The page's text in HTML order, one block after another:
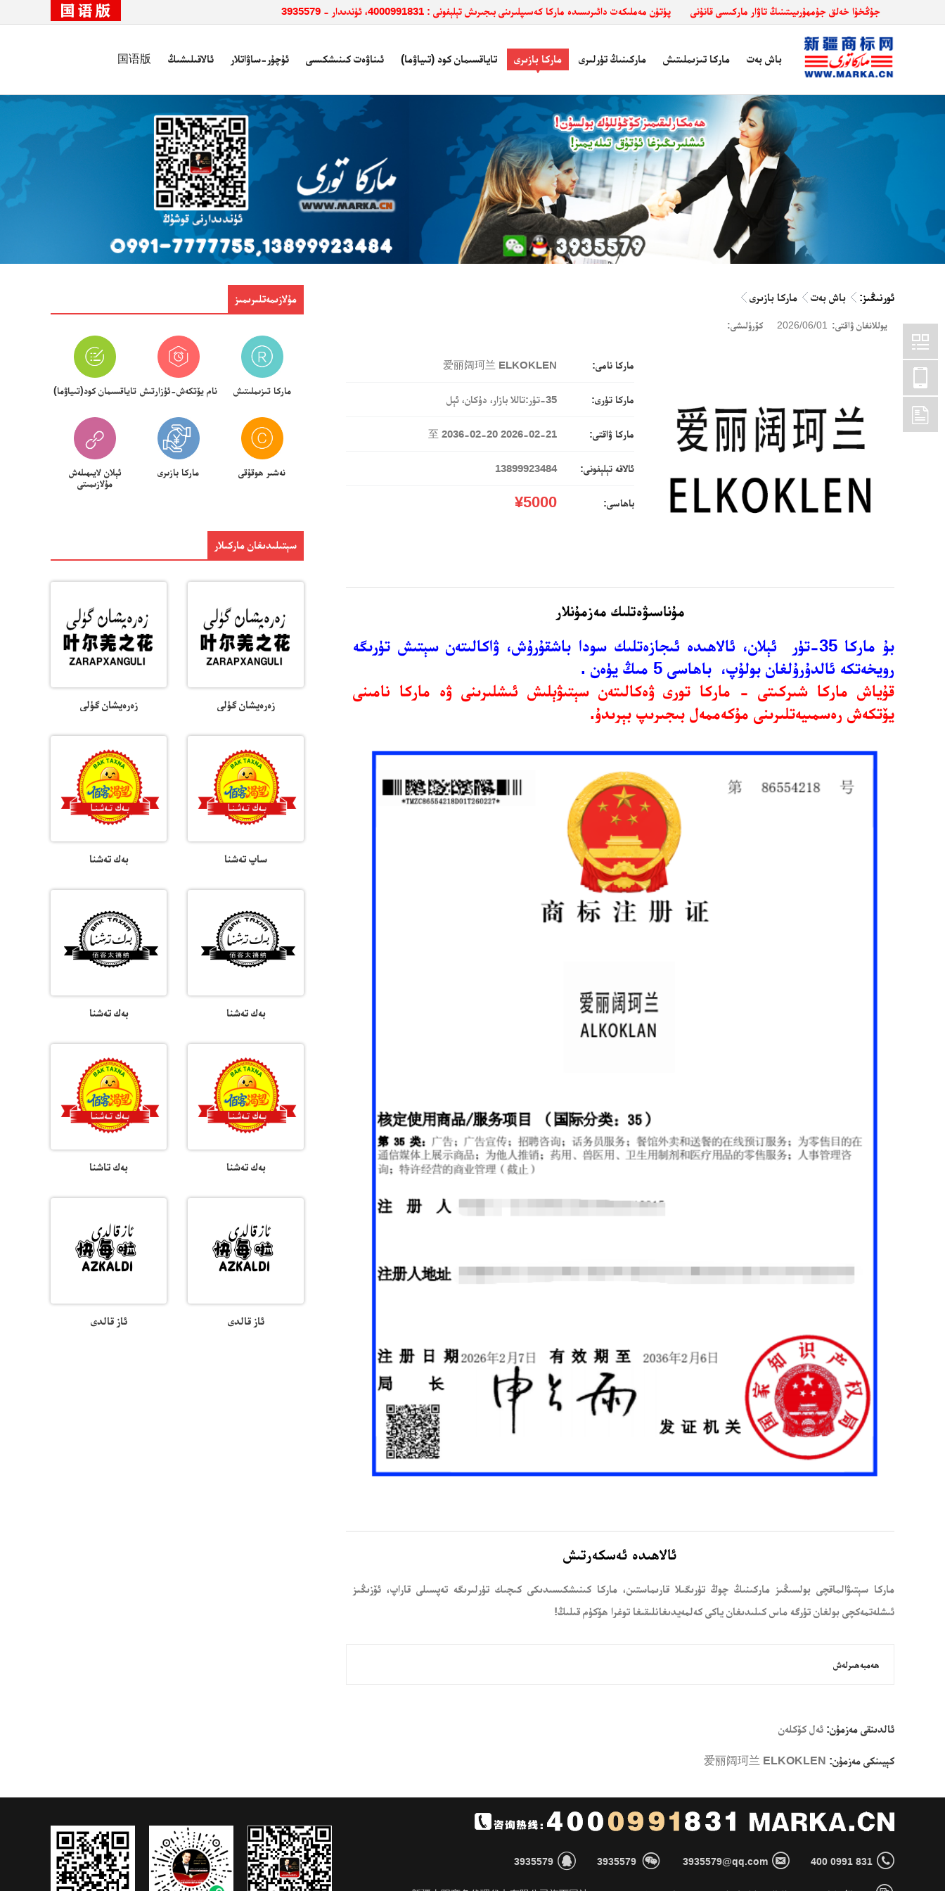
جۇڭخۇا خەلق جۇمھۇرىيىتىنىڭ تاۋار ماركىسى قانۇنى پۈتۈن مەملىكەت دائىرىسىدە ماركا كەسىپلىرىنى بىجىرىش تېلېفونى : 4000991831، ئۈندىدار - 3935579
باش بەت ماركا تىزىملىتىش ماركىنىڭ تۈرلىرى ماركا بازىرى تاياقسىمان كود (تىياۋما) ئىناۋەت كىنىشكىسى ئۇچۇر-ساۋاتلار ئالاقىلىشىڭ 国语版
ئورنىڭىز: باش بەت ماركا بازىرى
يوللانغان ۋاقتى: 2026/06/01 كۆرۈلىشى:
ماركا نامى: 爱丽阔珂兰 ELKOKLEN
ماركا تۈرى: 35-تۈر:تاللا بازار، دۇكان، ئېل
ماركا ۋاقتى: 2026-02-21 至 2036-02-20
ئالاقە تېلېفونى: 13899923484
باھاسى: ¥5000
مۇناسىۋەتلىك مەزمۇنلار
بۇ ماركا 35-تۈر ئېلان، ئالاھىدە ئىجازەتلىك سودا باشقۇرۇش، ۋاكالىتەن سېتىش تۈرىگە
رويخەتكە ئالدۇرۇلغان بولۇپ، باھاسى 5 مىڭ يۈەن .
قۇياش ماركا شىركىتى - ماركا تورى ۋەكالىتەن سېتىۋېلىش ئىشلىرىنى ۋە ماركا نامىنى
يۆتكەش رەسمىيەتلىرىنى مۇكەممەل بىجىرىپ بېرىدۇ.
ئالاھىدە ئەسكەرتىش
ماركا سېتىۋالماقچى بولسىڭىز ماركىنىڭ چوڭ تۈرىگىلا قارىماستىن، ماركا كىنىشكىسىدىكى كىچىك تۈرلىرىگە تەپسىلى قاراپ، ئۆزىڭىز
ئىشلەتمەكچى بولغان تۈرگە ماس كىلىدىغان ياكى كەلمەيدىغانلىقىغا توغرا ھۆكۈم قىلىڭ!
ھەمبەھىرلەش
ئالدىنقى مەزمۇن: ئەل كۆكلەن
كېيىنكى مەزمۇن: 爱丽阔珂兰 ELKOKLEN
مۇلازىمەتلىرىمىز
ماركا تىزىملىتىش نام يۆتكەش-ئۇزارتىش تاياقسىمان كود(تىياۋما)
نەشىر ھوقۇقى ماركا بازىرى
ئېلان لايىھىلەش
مۇلازىمىتى
سېتىلىدىغان ماركىلار
زەرەپشان گۈلى زەرەپشان گۈلى
ساپ تەشنا بەك تەشنا
بەك تەشنا بەك تەشنا
بەك تەشنا بەك تاشنا
ئاز قالدى ئاز قالدى

400 0991 831

3935579@qq.com

3935579

3935579